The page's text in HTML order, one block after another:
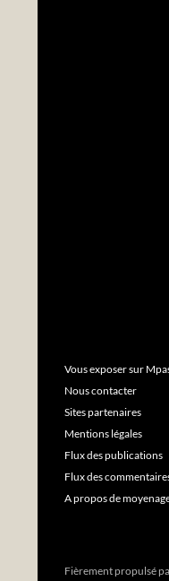
Vous exposer sur
Nous contacter
Sites partenaires
Mentions légales
Flux des publications
Flux des
A propos de
Fièrement propulsé